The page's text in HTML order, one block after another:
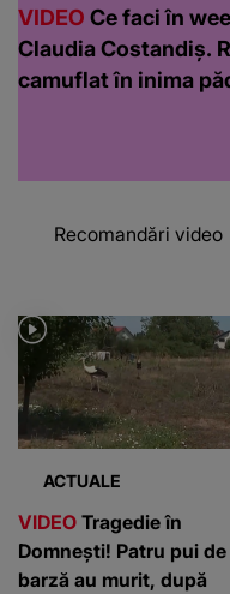
Recomandări video
ACTUALE
VIDEO Tragedie în
Domnești! Patru pui de
barză au murit, după